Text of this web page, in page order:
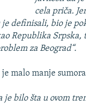
cela priča.
je definisali, bio je
Republika Srpska,
za Beograd“.
je malo manje
je bilo šta u ovom